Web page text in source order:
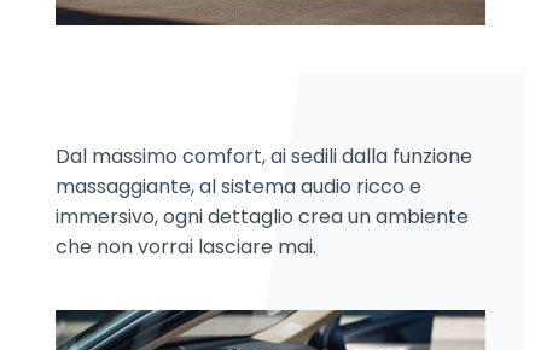
Dal massimo comfort, ai sedili dalla funzione
massaggiante, al sistema audio ricco e
immersivo, ogni dettaglio crea un ambiente
che non vorrai lasciare mai.